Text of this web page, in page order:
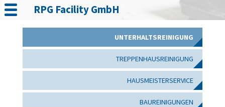
RPG Facility GmbH
UNTERHALTSREINIGUNG
TREPPENHAUSREINIGUNG
HAUSMEISTERSERVICE
BAUREINIGUNGEN